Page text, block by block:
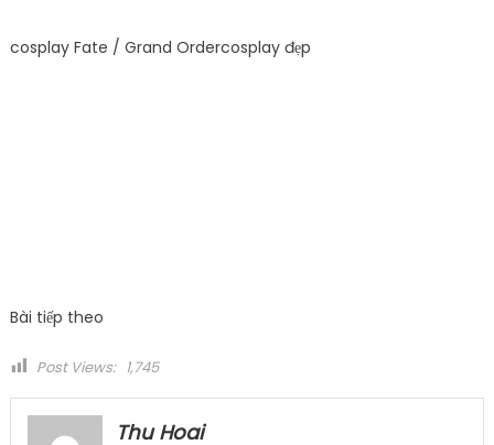
cosplay Fate / Grand Ordercosplay đẹp
Bài tiếp theo
Post Views: 1,745
Thu Hoai